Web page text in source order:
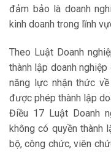
đảm bảo là doanh
kinh doanh trong lĩnh
Theo Luật Doanh
thành lập doanh
năng lực nhận thức
được phép thành lập
Điều 17 Luật Doanh
không có quyền thành
bộ, công chức, viên